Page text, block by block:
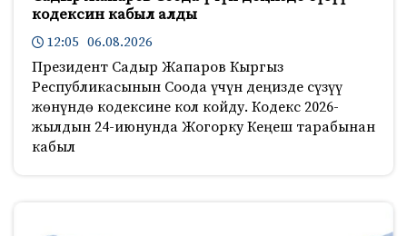
кодексин кабыл алды
12:05 06.08.2026
Президент Садыр Жапаров Кыргыз
Республикасынын Соода үчүн деңизде сүзүү
жөнүндө кодексине кол койду. Кодекс 2026-
жылдын 24-июнунда Жогорку Кеңеш тарабынан
кабыл